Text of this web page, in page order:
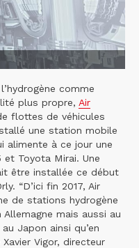
comme
plus propre, Air
flottes de véhicules
une station mobile
alimente à ce jour une
et Toyota Mirai. Une
être installée ce début
“D’ici fin 2017, Air
de stations hydrogène
mais aussi au
Japon ainsi qu’en
Vigor, directeur